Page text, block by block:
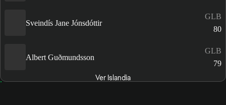
Sveindís Jane Jónsdóttir
GLB
80
Albert Guðmundsson
GLB
79
Ver Islandia